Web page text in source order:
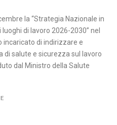
la “Strategia Nazionale in
di lavoro 2026-2030” nel
incaricato di indirizzare e
di salute e sicurezza sul lavoro
dal Ministro della Salute